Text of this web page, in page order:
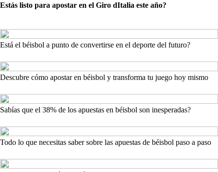
Estás listo para apostar en el Giro dItalia este año?
Está el béisbol a punto de convertirse en el deporte del futuro?
Descubre cómo apostar en béisbol y transforma tu juego hoy mismo
Sabías que el 38% de los apuestas en béisbol son inesperadas?
Todo lo que necesitas saber sobre las apuestas de béisbol paso a paso